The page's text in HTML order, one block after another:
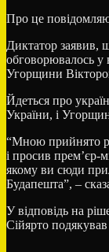
Про це
Диктатор заявив,
обговорювалось у
Угорщини
Йдеться про
України, і
“Мною прийнято
і просив прем’єр-
якому ви сюди
Будапешта”, –
У відповідь на
Сійярто